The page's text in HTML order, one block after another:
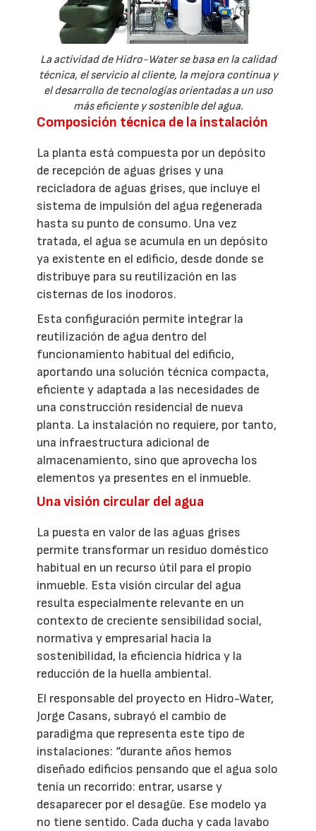
La actividad de Hidro-Water se basa en la calidad
técnica, el servicio al cliente, la mejora continua y
el desarrollo de tecnologías orientadas a un uso
más eficiente y sostenible del agua.
Composición técnica de la instalación
La planta está compuesta por un depósito
de recepción de aguas grises y una
recicladora de aguas grises, que incluye el
sistema de impulsión del agua regenerada
hasta su punto de consumo. Una vez
tratada, el agua se acumula en un depósito
ya existente en el edificio, desde donde se
distribuye para su reutilización en las
cisternas de los inodoros.
Esta configuración permite integrar la
reutilización de agua dentro del
funcionamiento habitual del edificio,
aportando una solución técnica compacta,
eficiente y adaptada a las necesidades de
una construcción residencial de nueva
planta. La instalación no requiere, por tanto,
una infraestructura adicional de
almacenamiento, sino que aprovecha los
elementos ya presentes en el inmueble.
Una visión circular del agua
La puesta en valor de las aguas grises
permite transformar un residuo doméstico
habitual en un recurso útil para el propio
inmueble. Esta visión circular del agua
resulta especialmente relevante en un
contexto de creciente sensibilidad social,
normativa y empresarial hacia la
sostenibilidad, la eficiencia hídrica y la
reducción de la huella ambiental.
El responsable del proyecto en Hidro-Water,
Jorge Casans, subrayó el cambio de
paradigma que representa este tipo de
instalaciones: “durante años hemos
diseñado edificios pensando que el agua solo
tenía un recorrido: entrar, usarse y
desaparecer por el desagüe. Ese modelo ya
no tiene sentido. Cada ducha y cada lavabo